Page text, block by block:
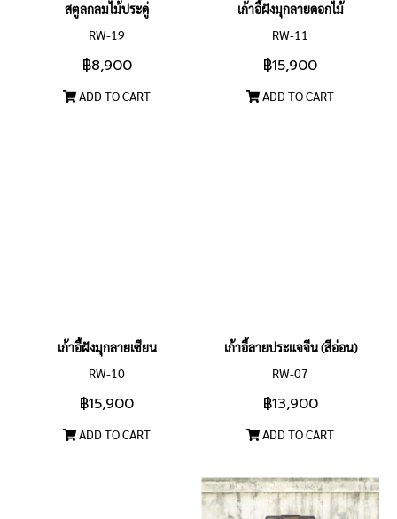
สตูลกลมไม้ประดู่
RW-19
฿8,900
ADD TO CART
เก้าอี้ฝังมุกลายดอกไม้
RW-11
฿15,900
ADD TO CART
เก้าอี้ฝังมุกลายเซียน
RW-10
฿15,900
ADD TO CART
เก้าอี้ลายประแจจีน (สีอ่อน)
RW-07
฿13,900
ADD TO CART